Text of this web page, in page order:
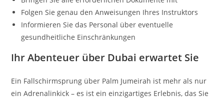
Folgen Sie genau den Anweisungen Ihres Instruktors
Informieren Sie das Personal über eventuelle
gesundheitliche Einschränkungen
Ihr Abenteuer über Dubai erwartet Sie
Ein Fallschirmsprung über Palm Jumeirah ist mehr als nur
ein Adrenalinkick – es ist ein einzigartiges Erlebnis, das Sie